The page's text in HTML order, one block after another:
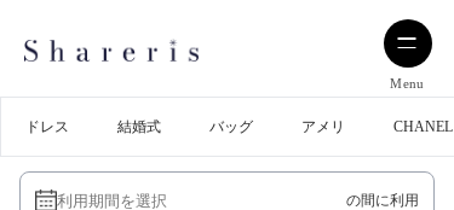
Menu
ドレス 結婚式 バッグ アメリ CHANEL
の間に利用